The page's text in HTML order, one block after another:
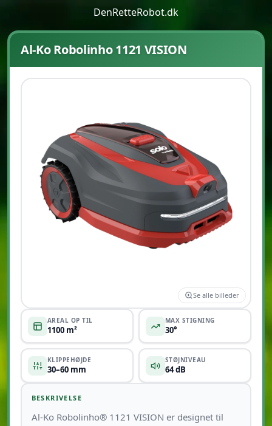
DenRetteRobot.dk
Al-Ko Robolinho 1121 VISION
Se alle billeder
AREAL OP TIL
1100 m²
MAX STIGNING
30°
KLIPPEHØJDE
30–60 mm
STØJNIVEAU
64 dB
BESKRIVELSE
Al-Ko Robolinho® 1121 VISION er designet til